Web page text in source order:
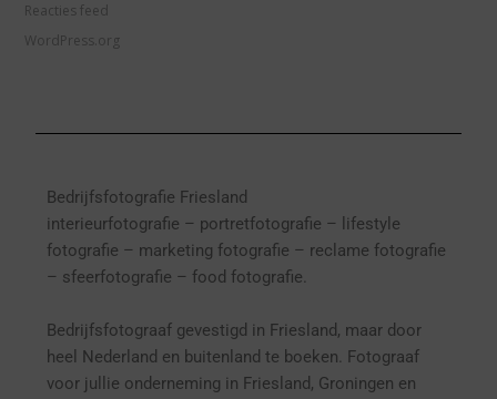
Reacties feed
WordPress.org
Bedrijfsfotografie Friesland
interieurfotografie – portretfotografie – l ifestyle
fotografie – marketing fotografie – reclame fotografie
– sfeerfotografie – food fotografie.
Bedrijfsfotograaf gevestigd in Friesland, maar door
heel Nederland en buitenland te boeken. Fotograaf
voor jullie onderneming in Friesland, Groningen en